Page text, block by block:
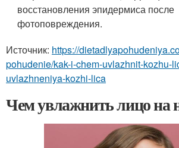
восстановления эпидермиса после
фотоповреждения.
Источник: https://
pohudenie/kak-i-chem-uvlazhnit-kozhu-
uvlazhneniya-kozhi-lica
Чем увлажнить лицо на